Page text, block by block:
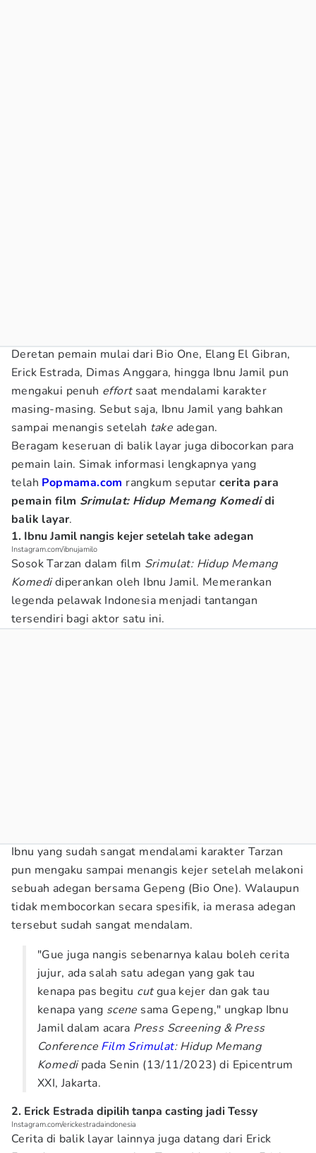
Deretan pemain mulai dari Bio One, Elang El Gibran,
Erick Estrada, Dimas Anggara, hingga Ibnu Jamil pun
mengakui penuh effortsaat mendalami karakter
masing-masing. Sebut saja, Ibnu Jamil yang bahkan
sampai menangis setelah take adegan.
Beragam keseruan di balik layar juga dibocorkan para
pemain lain. Simak informasi lengkapnya yang
telah Popmama.com rangkum seputar cerita para
pemain film Srimulat: Hidup Memang Komedidi
balik layar.
1. Ibnu Jamil nangis kejer setelah take adegan
Instagram.com/ibnujamilo
Sosok Tarzan dalam film Srimulat: Hidup Memang
Komedidiperankan oleh Ibnu Jamil. Memerankan
legenda pelawak Indonesia menjadi tantangan
tersendiri bagi aktor satu ini.
Ibnu yang sudah sangat mendalami karakter Tarzan
pun mengaku sampai menangis kejer setelah melakoni
sebuah adegan bersama Gepeng (Bio One). Walaupun
tidak membocorkan secara spesifik, ia merasa adegan
tersebut sudah sangat mendalam.
"Gue juga nangis sebenarnya kalau boleh cerita
jujur, ada salah satu adegan yang gak tau
kenapa pas begitu cutgua kejer dan gak tau
kenapa yang scene sama Gepeng," ungkap Ibnu
Jamil dalam acara Press Screening & Press
Conference Film Srimulat: Hidup Memang
Komedipada Senin (13/11/2023) di Epicentrum
XXI, Jakarta.
2. Erick Estrada dipilih tanpa casting jadi Tessy
Instagram.com/erickestradaindonesia
Cerita di balik layar lainnya juga datang dari Erick